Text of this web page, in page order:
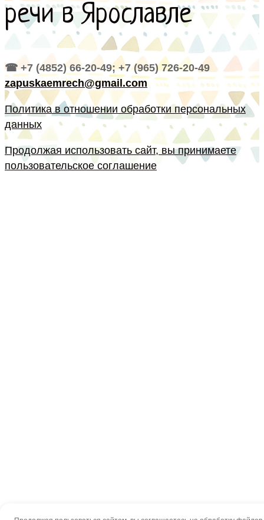
речи в Ярославле
☎ +7 (4852) 66-20-49; +7 (965) 726-20-49
zapuskaemrech@gmail.com
Политика в отношении обработки персональных
данных
Продолжая использовать сайт, вы принимаете
пользовательское соглашение